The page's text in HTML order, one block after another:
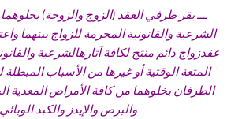
ـــ يقر طرفي العقد (الزوج والزوجة)
الشرعية والقانونية المحرمة للزواج بينهما
عقدزواج دائم منتج لكافة آثارهالشرعية
المتعة الوقتية أو غيرها من الأسباب المبطلة
الطرفان بخلوهما من كافة الأمراض المعدية
والبرص والإيدز والكبد